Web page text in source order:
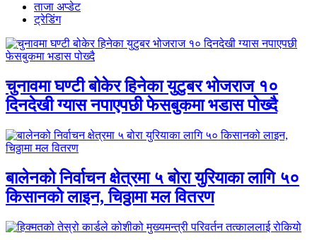
ताजा अप्डेट
ट्रेडिंग
चुनावमा घण्टी बोकेर हिनेका युटुबर भोजराज १०
दिनदेखी ग्यास नपाएपछी फेसबुकमा भडास पोख्दै
बालेनको निर्वाचन क्षेत्रमा ५ बोरा युरियाका लागि ५०
किसानको लाइन, चिठ्ठामा मल वितरण